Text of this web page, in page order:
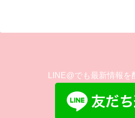
LINE@でも最新情報を